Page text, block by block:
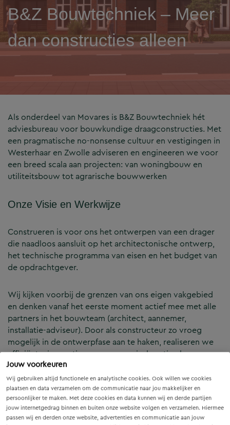
Jouw voorkeuren
Wij gebruiken altijd functionele en analytische cookies. Ook willen we cookies
plaatsen en data verzamelen om de communicatie naar jou makkelijker en
persoonlijker te maken. Met deze cookies en data kunnen wij en derde partijen
jouw internetgedrag binnen en buiten onze website volgen en verzamelen. Hiermee
passen wij en derden onze website, advertenties en communicatie aan jouw
B&Z Bouwtechniek – Meer
dan constructies alleen
Als onderdeel van Movares is B&Z Bouwtechniek hét
adviesbureau voor bouwkundige draagconstructies. Met
een pragmatische no-nonsense cultuur en vestigingen in
Westerhaar en Zwolle adviseren en engineeren we voor
een breed scala aan projecten: van woningbouw en
utiliteitsbouw tot agrarische bouwwerken
Onze Visie en Werkwijze
Construeren is voor ons het ontwerpen van een drager
die naadloos aansluit op het architectonische ontwerp,
het technische programma van eisen en het budget van
de opdrachtgever.
Wij kijken voorbij de grenzen van ons eigen vakgebied
en denken vanaf het eerste moment actief mee met alle
partners in het bouwteam (architect, aannemer,
installatie-adviseur). Door als constructeur zo vroeg
mogelijk in de ontwerpfase aan te haken, realiseren we
efficiënte, innovatieve en economisch optimale
constructies — voor zowel nieuwbouw als renovatie.
Onze Expertises en Activiteiten
B&Z Bouwtechniek verzorgt het volledige constructieve